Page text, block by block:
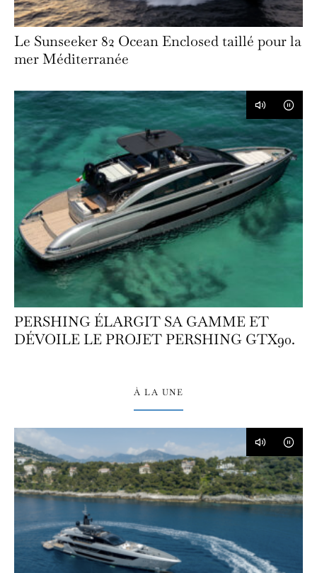
Le Sunseeker 82 Ocean Enclosed taillé pour la
mer Méditerranée
PERSHING ÉLARGIT SA GAMME ET
DÉVOILE LE PROJET PERSHING GTX90.
À LA UNE